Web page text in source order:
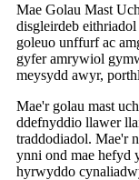
Mae Golau Mast
disgleirdeb
goleuo unffurf ac
gyfer amrywiol
meysydd awyr,
Mae'r golau mast
ddefnyddio llawer
traddodiadol. Mae'r
ynni ond mae hefyd
hyrwyddo